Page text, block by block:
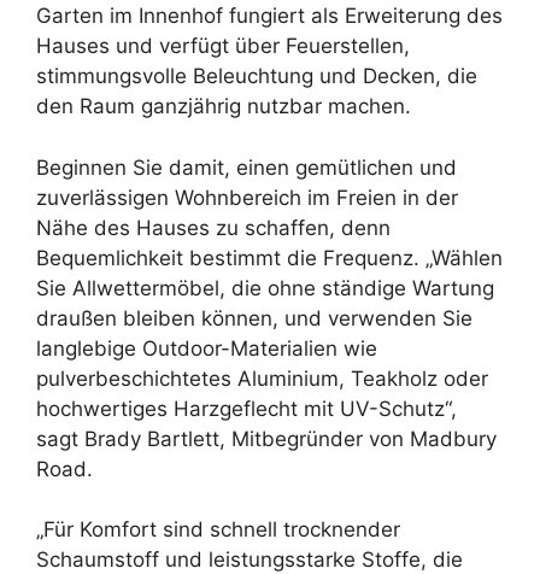
Garten im Innenhof fungiert als Erweiterung des
Hauses und verfügt über Feuerstellen,
stimmungsvolle Beleuchtung und Decken, die
den Raum ganzjährig nutzbar machen.
Beginnen Sie damit, einen gemütlichen und
zuverlässigen Wohnbereich im Freien in der
Nähe des Hauses zu schaffen, denn
Bequemlichkeit bestimmt die Frequenz. „Wählen
Sie Allwettermöbel, die ohne ständige Wartung
draußen bleiben können, und verwenden Sie
langlebige Outdoor-Materialien wie
pulverbeschichtetes Aluminium, Teakholz oder
hochwertiges Harzgeflecht mit UV-Schutz“,
sagt Brady Bartlett, Mitbegründer von Madbury
Road.
„Für Komfort sind schnell trocknender
Schaumstoff und leistungsstarke Stoffe, die